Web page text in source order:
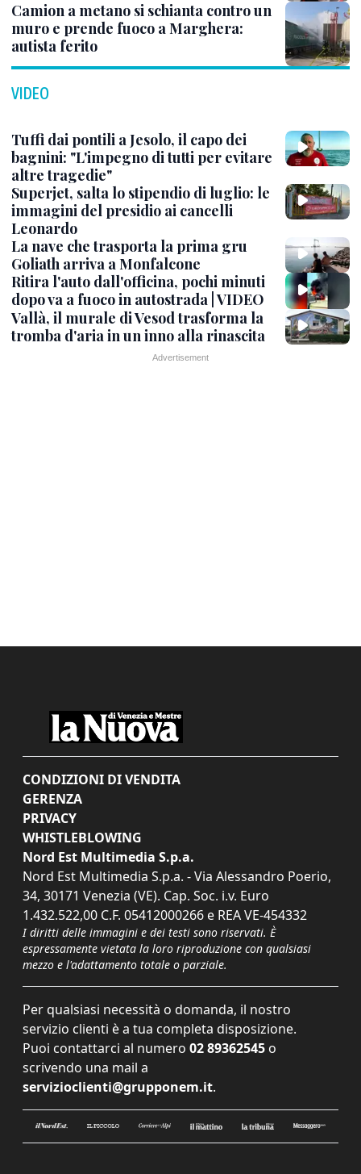
Camion a metano si schianta contro un
muro e prende fuoco a Marghera:
autista ferito
VIDEO
Tuffi dai pontili a Jesolo, il capo dei
bagnini: "L'impegno di tutti per evitare
altre tragedie"
Superjet, salta lo stipendio di luglio: le
immagini del presidio ai cancelli
Leonardo
La nave che trasporta la prima gru
Goliath arriva a Monfalcone
Ritira l'auto dall'officina, pochi minuti
dopo va a fuoco in autostrada | VIDEO
Vallà, il murale di Vesod trasforma la
tromba d'aria in un inno alla rinascita
CONDIZIONI DI VENDITA
GERENZA
PRIVACY
WHISTLEBLOWING
Nord Est Multimedia S.p.a.
Nord Est Multimedia S.p.a. - Via Alessandro Poerio,
34, 30171 Venezia (VE). Cap. Soc. i.v. Euro
1.432.522,00 C.F. 05412000266 e REA VE-454332
I diritti delle immagini e dei testi sono riservati. È
espressamente vietata la loro riproduzione con qualsiasi
mezzo e l'adattamento totale o parziale.
Per qualsiasi necessità o domanda, il nostro
servizio clienti è a tua completa disposizione.
Puoi contattarci al numero 02 89362545 o
scrivendo una mail a
servizioclienti@grupponem.it.